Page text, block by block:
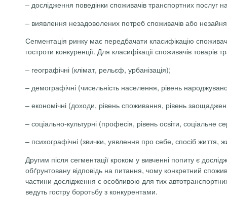
– дослідження поведінки споживачів транспортних послуг
– виявлення незадоволених потреб споживачів або
Сегментація ринку має передбачати класифікацію
гостроти конкуренції. Для класифікації споживачів
– географічні (клімат, рельєф, урбанізація);
– демографічні (чисельність населення, рівень
– економічні (доходи, рівень споживання, рівень
– соціально-культурні (професія, рівень освіти, соціальне
– психографічні (звички, уявлення про себе, спосіб життя,
Другим після сегментації кроком у вивченні попиту є
обґрунтовану відповідь на питання, чому конкретний
частини дослідження є особливою для тих
ведуть гостру боротьбу з конкурентами.